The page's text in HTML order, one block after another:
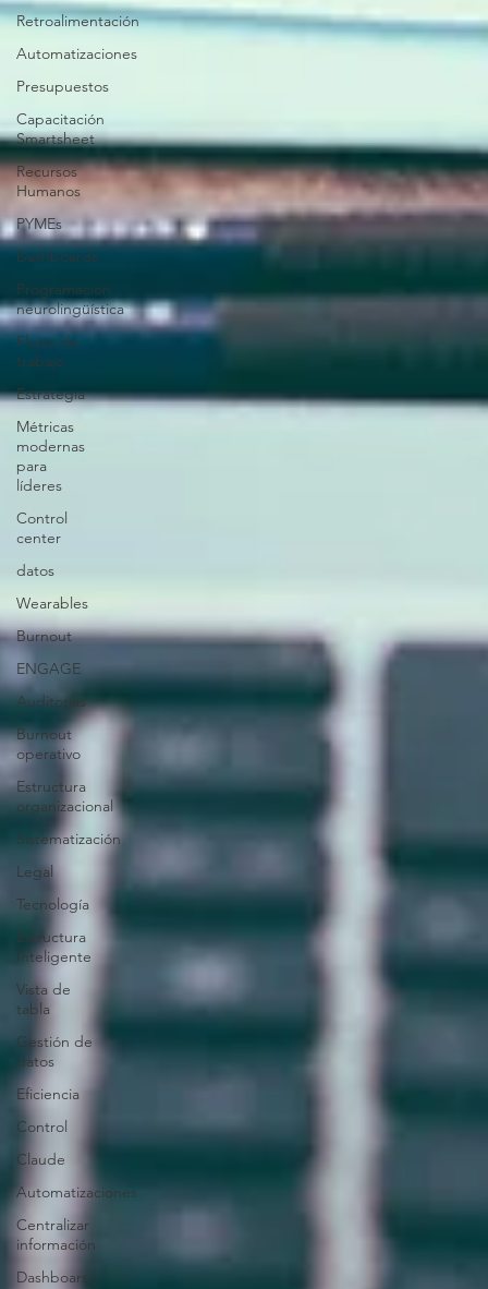
Retroalimentación
Automatizaciones
Presupuestos
Capacitación
Smartsheet
Recursos
Humanos
PYMEs
Dashboards
Programación
neurolingüística
Flujos de
trabajo
Estrategia
Métricas
modernas
para
líderes
Control
center
datos
Wearables
Burnout
ENGAGE
Auditorías
Burnout
operativo
Estructura
organizacional
Sistematización
Legal
Tecnología
Estructura
Inteligente
Vista de
tabla
Gestión de
datos
Eficiencia
Control
Claude
Automatizaciones
Centralizar
información
Dashboars